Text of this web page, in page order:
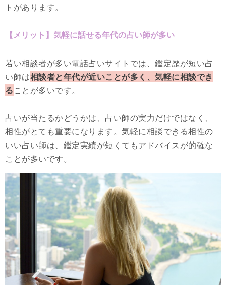
トがあります。
【メリット】気軽に話せる年代の占い師が多い
若い相談者が多い電話占いサイトでは、鑑定歴が短い占
い師は相談者と年代が近いことが多く、気軽に相談でき
ることが多いです。
占いが当たるかどうかは、占い師の実力だけではなく、
相性がとても重要になります。気軽に相談できる相性の
いい占い師は、鑑定実績が短くてもアドバイスが的確な
ことが多いです。